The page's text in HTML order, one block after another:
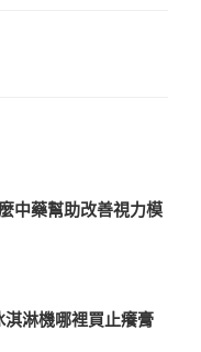
中藥幫助改善視力模
淋機哪裡買止癢膏